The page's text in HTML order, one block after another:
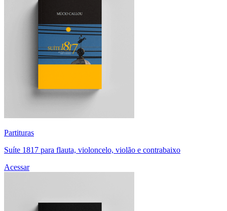
Partituras
Suíte 1817 para flauta, violoncelo, violão e contrabaixo
Acessar